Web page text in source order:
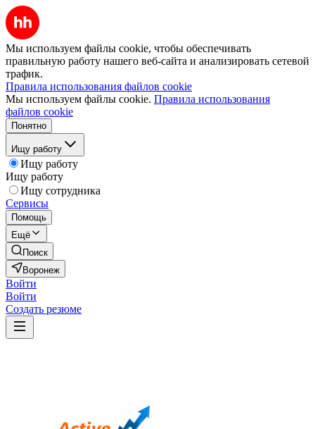
Мы используем файлы cookie, чтобы обеспечивать
правильную работу нашего веб-сайта и анализировать сетевой
трафик.
Правила использования файлов cookie
Мы используем файлы cookie. Правила использования
файлов cookie
Понятно
Ищу работу
Ищу работу
Ищу работу
Ищу сотрудника
Сервисы
Помощь
Ещё
Поиск
Воронеж
Войти
Войти
Создать резюме